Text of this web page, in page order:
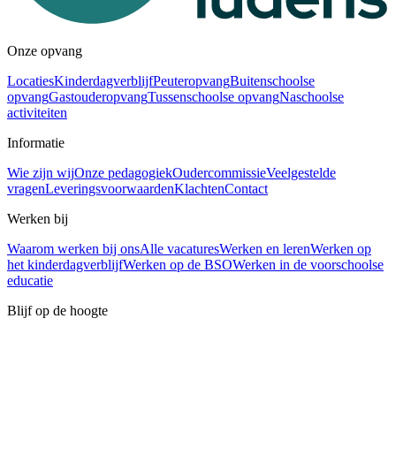
Onze opvang
LocatiesKinderdagverblijfPeuteropvangBuitenschoolse
opvangGastouderopvangTussenschoolse opvangNaschoolse
activiteiten
Informatie
Wie zijn wijOnze pedagogiekOudercommissieVeelgestelde
vragenLeveringsvoorwaardenKlachtenContact
Werken bij
Waarom werken bij onsAlle vacaturesWerken en lerenWerken op
het kinderdagverblijfWerken op de BSOWerken in de voorschoolse
educatie
Blijf op de hoogte